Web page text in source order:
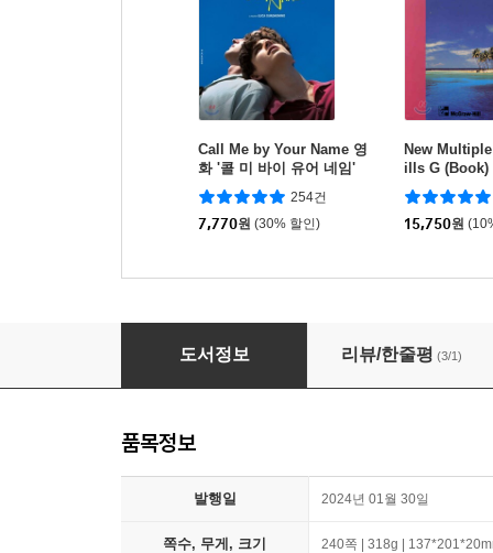
Call Me by Your Name 영
화 '콜 미 바이 유어 네임'
원작 소설
254건
7,770원 (30% 할인)
New
ills G (Book)
15,750원
Diary of an 8-Bit Warrior: Shadow Over
도서정보 리뷰/한줄평 (3/1)
품목정보
발행일 2024년 01월 30일
쪽수, 무게, 크기 240쪽 | 318g |